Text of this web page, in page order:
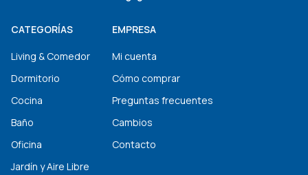
CATEGORÍAS
Living & Comedor
Dormitorio
Cocina
Baño
Oficina
Jardín y Aire Libre
EMPRESA
Mi cuenta
Cómo comprar
Preguntas frecuentes
Cambios
Contacto